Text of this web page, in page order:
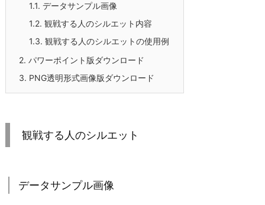
1.1. データサンプル画像
1.2. 観戦する人のシルエット内容
1.3. 観戦する人のシルエットの使用例
2. パワーポイント版ダウンロード
3. PNG透明形式画像版ダウンロード
観戦する人のシルエット
データサンプル画像